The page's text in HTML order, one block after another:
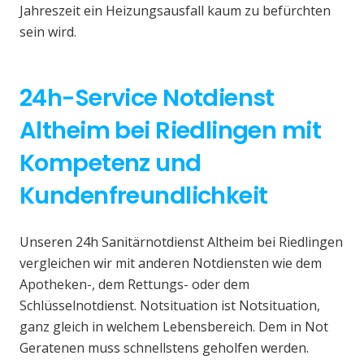
Jahreszeit ein Heizungsausfall kaum zu befürchten
sein wird.
24h-Service Notdienst
Altheim bei Riedlingen mit
Kompetenz und
Kundenfreundlichkeit
Unseren 24h Sanitärnotdienst Altheim bei Riedlingen
vergleichen wir mit anderen Notdiensten wie dem
Apotheken-, dem Rettungs- oder dem
Schlüsselnotdienst. Notsituation ist Notsituation,
ganz gleich in welchem Lebensbereich. Dem in Not
Geratenen muss schnellstens geholfen werden.